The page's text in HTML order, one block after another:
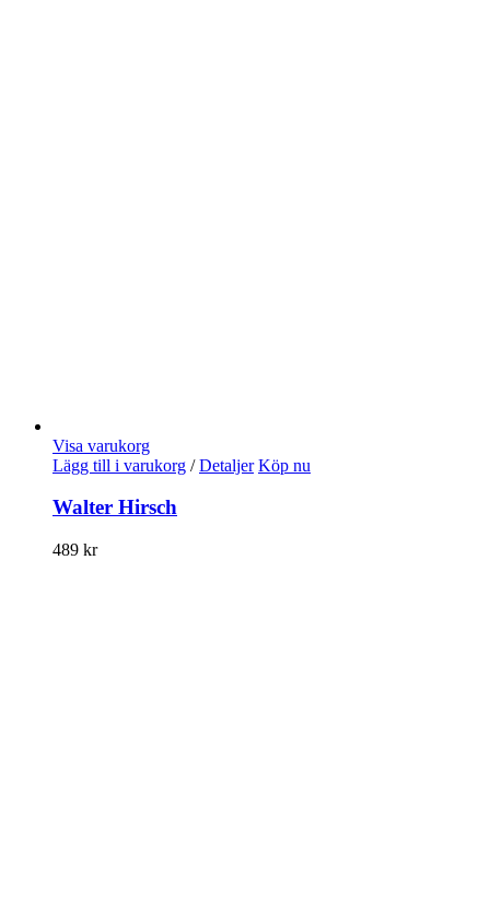
Visa varukorg
Lägg till i varukorg / Detaljer Köp nu
Walter Hirsch
489 kr